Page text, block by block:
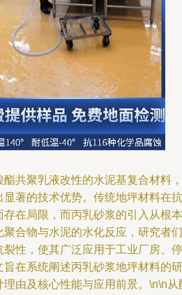
共聚乳液改性的水泥基复合材料，
著的技术优势。传统地坪材料在抗
在局限，而丙乳砂浆的引入从根本
合物与水泥的水化反应，研究者们
性，使其广泛应用于工业厂房、停
在系统阐述丙乳砂浆地坪材料的研
由及核心性能与应用前景。\n\n从